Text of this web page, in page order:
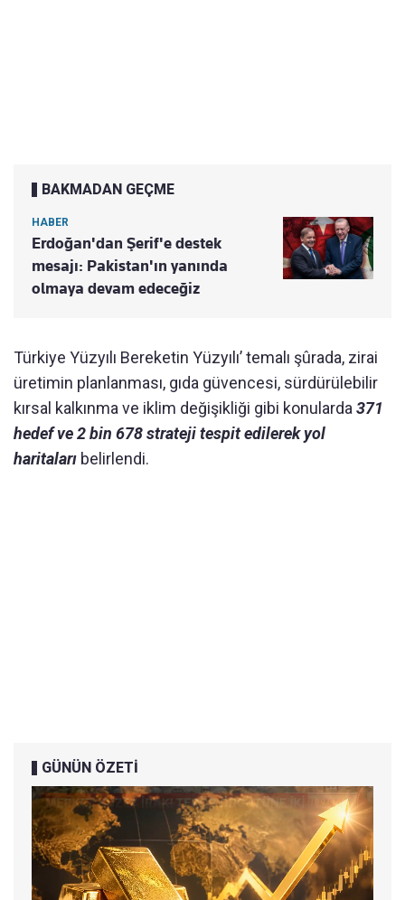
BAKMADAN GEÇME
HABER
Erdoğan'dan Şerif'e destek
mesajı: Pakistan'ın yanında
olmaya devam edeceğiz
Türkiye Yüzyılı Bereketin Yüzyılı’ temalı şûrada, zirai
üretimin planlanması, gıda güvencesi, sürdürülebilir
kırsal kalkınma ve iklim değişikliği gibi konularda 371
hedef ve 2 bin 678 strateji tespit edilerek yol
haritaları belirlendi.
GÜNÜN ÖZETİ